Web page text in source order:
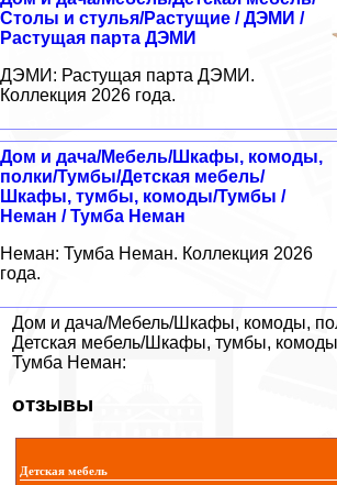
Столы и стулья/Растущие / ДЭМИ /
Растущая парта ДЭМИ
ДЭМИ: Растущая парта ДЭМИ.
Коллекция 2026 года.
Дом и дача/Мебель/Шкафы, комоды,
полки/Тумбы/Детская мебель/
Шкафы, тумбы, комоды/Тумбы /
Неман / Тумба Неман
Неман: Тумба Неман. Коллекция 2026
года.
Дом и дача/Мебель/Шкафы, комоды,
Детская мебель/Шкафы, тумбы,
Тумба Неман:
отзывы
Детская мебель